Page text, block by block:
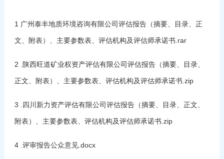
1 广州泰丰地质环境咨询有限公司评估报告（摘要、目录、正
文、附表）、主要参数表、评估机构及评估师承诺书.rar
2 .陕西旺道矿业权资产评估有限公司评估报告（摘要、目录、
正文、附表）、主要参数表、评估机构及评估师承诺书.zip
3 .四川新力资产评估有限公司评估报告（摘要、目录、正文、
附表）、主要参数表、评估机构及评估师承诺书.zip
4 .评审报告公众意见.docx